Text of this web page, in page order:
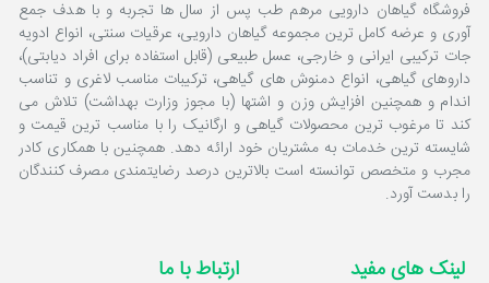
فروشگاه گیاهان دارویی مرهم طب پس از سال ها تجربه و با هدف جمع
آوری و عرضه کامل ترین مجموعه گیاهان دارویی، عرقیات سنتی، انواع ادویه
جات ترکیبی ایرانی و خارجی، عسل طبیعی (قابل استفاده برای افراد دیابتی)،
داروهای گیاهی، انواع دمنوش های گیاهی، ترکیبات مناسب لاغری و تناسب
اندام و همچنین افزایش وزن و اشتها (با مجوز وزارت بهداشت) تلاش می
کند تا مرغوب ترین محصولات گیاهی و ارگانیک را با مناسب ترین قیمت و
شایسته ترین خدمات به مشتریان خود ارائه دهد. همچنین با همکاری کادر
مجرب و متخصص توانسته است بالاترین درصد رضایتمندی مصرف کنندگان
را بدست آورد.
لینک های مفید ارتباط با ما